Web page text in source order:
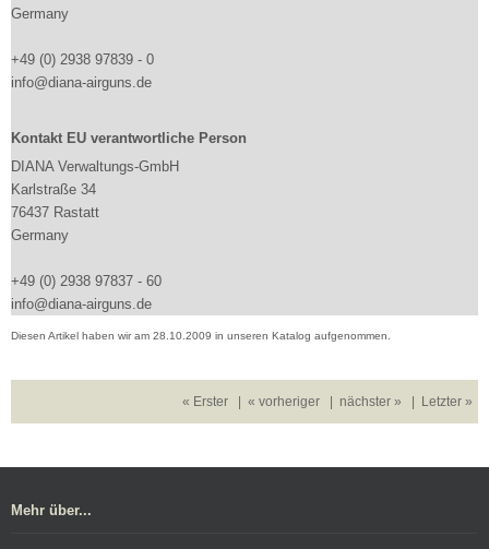
Germany
+49 (0) 2938 97839 - 0
info@diana-airguns.de
Kontakt EU verantwortliche Person
DIANA Verwaltungs-GmbH
Karlstraße 34
76437 Rastatt
Germany
+49 (0) 2938 97837 - 60
info@diana-airguns.de
Diesen Artikel haben wir am 28.10.2009 in unseren Katalog aufgenommen.
« Erster « vorheriger nächster » Letzter »
Mehr über...